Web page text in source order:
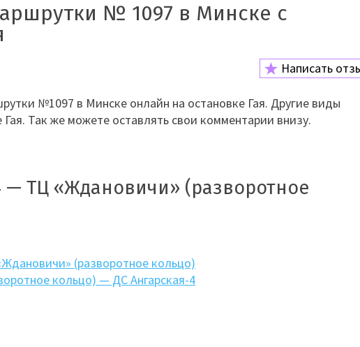
№ 1097 в Минске с
Написать
№1097 в Минске онлайн на остановке Гая. Другие виды
Гая. Так же можете оставлять свои комментарии внизу.
— ТЦ «Ждановичи» (разворотное
(разворотное кольцо)
кольцо) — ДС Ангарская-4